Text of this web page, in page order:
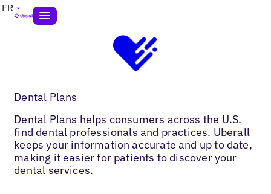
FR
Dental Plans
Dental Plans helps consumers across the U.S.
find dental professionals and practices. Uberall
keeps your information accurate and up to date,
making it easier for patients to discover your
dental services.